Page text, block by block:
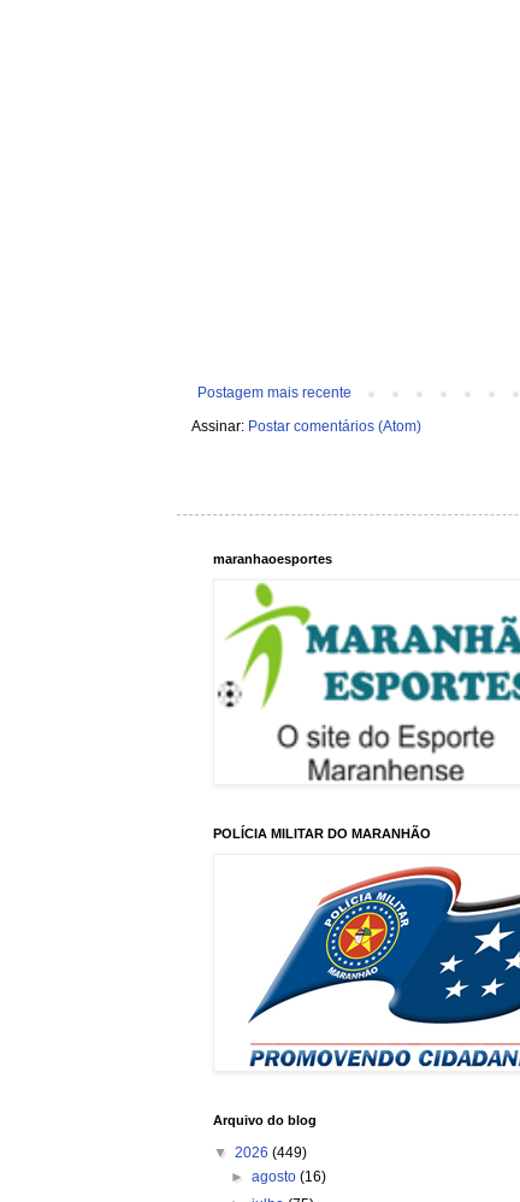
Postagem mais recente
Assinar: Postar comentários (Atom)
maranhaoesportes
POLÍCIA MILITAR DO MARANHÃO
Arquivo do blog
▼ 2026 (449)
►agosto(16)